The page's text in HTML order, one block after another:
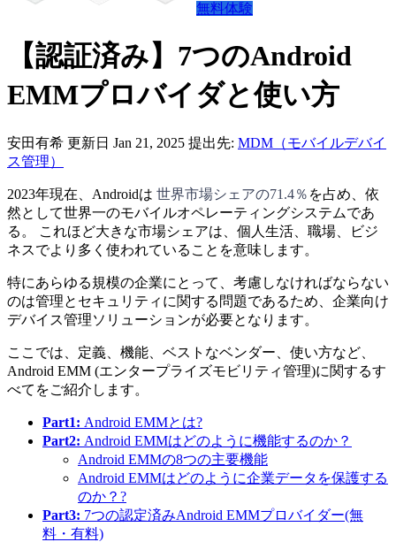
無料体験
【認証済み】7つのAndroid
EMMプロバイダと使い方
安田有希 更新日 Jan 21, 2025 提出先: MDM（モバイルデバイ
ス管理）
2023年現在、Androidは 世界市場シェアの71.4％ を占め、依
然として世界一のモバイルオペレーティングシステムであ
る。 これほど大きな市場シェアは、個人生活、職場、ビジ
ネスでより多く使われていることを意味します。
特にあらゆる規模の企業にとって、考慮しなければならない
のは管理とセキュリティに関する問題であるため、企業向け
デバイス管理ソリューションが必要となります。
ここでは、定義、機能、ベストなベンダー、使い方など、
Android EMM (エンタープライズモビリティ管理)に関するす
べてをご紹介します。
Part1: Android EMMとは?
Part2: Android EMMはどのように機能するのか？
Android EMMの8つの主要機能
Android EMMはどのように企業データを保護する
のか？?
Part3: 7つの認定済みAndroid EMMプロバイダー(無
料・有料)